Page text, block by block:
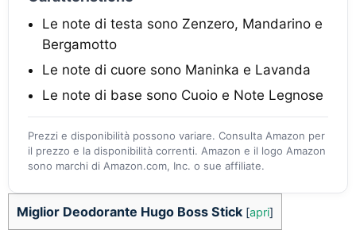
Le note di testa sono Zenzero, Mandarino e
Bergamotto
Le note di cuore sono Maninka e Lavanda
Le note di base sono Cuoio e Note Legnose
Prezzi e disponibilità possono variare. Consulta Amazon per
il prezzo e la disponibilità correnti. Amazon e il logo Amazon
sono marchi di Amazon.com, Inc. o sue affiliate.
Miglior Deodorante Hugo Boss Stick [apri]